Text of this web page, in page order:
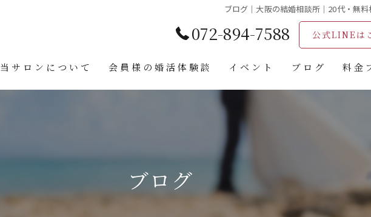
ブログ｜大阪の結婚相談所｜20代・無
072-894-7588 公式LINEは
当サロンについて
カウンセリング
会員様の婚活体験談 イベント ブログ 料金
ブログ